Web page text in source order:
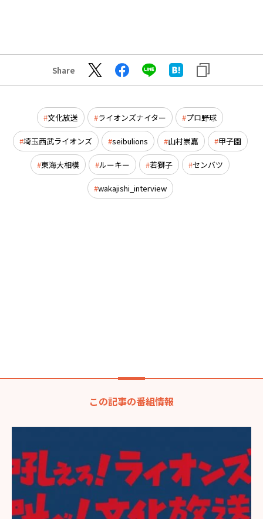
Share
文化放送 ライオンズナイター プロ野球
埼玉西武ライオンズ seibulions 山村崇嘉 甲子園
東海大相模 ルーキー 若獅子 センバツ
wakajishi_interview
この記事の番組情報